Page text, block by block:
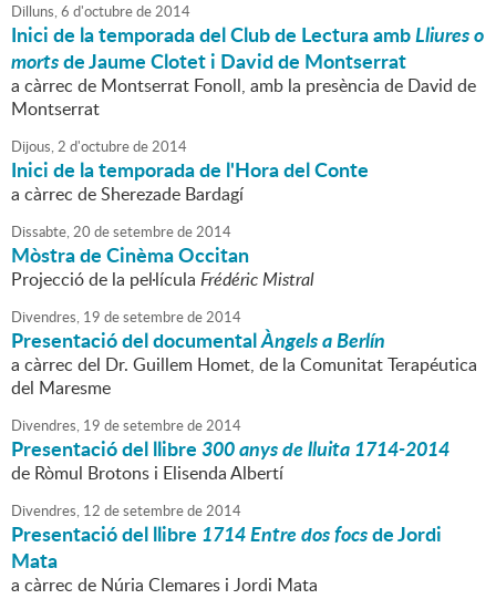
Dilluns,6 d'octubrede2014
Inici de la temporada del Club de Lectura ambLliures o
mortsde Jaume Clotet i David de Montserrat
a càrrec de Montserrat Fonoll, amb la presència de David de
Montserrat
Dijous,2 d'octubrede2014
Inici de la temporada de l'Hora del Conte
a càrrec de Sherezade Bardagí
Dissabte,20 desetembrede2014
Mòstra de Cinèma Occitan
Projecció de la pel·lícula Frédéric Mistral
Divendres, 19 desetembrede2014
Presentació del documentalÀngels a Berlín
a càrrec del Dr. Guillem Homet, de la Comunitat Terapéutica
del Maresme
Divendres, 19 desetembrede2014
Presentació del llibre300 anys de lluita 1714-2014
de Ròmul Brotons i Elisenda Albertí
Divendres, 12 desetembrede2014
Presentació del llibre 1714 Entre dos focsde Jordi
Mata
a càrrec de Núria Clemares i Jordi Mata